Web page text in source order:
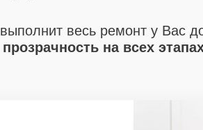
весь ремонт у Вас
на всех